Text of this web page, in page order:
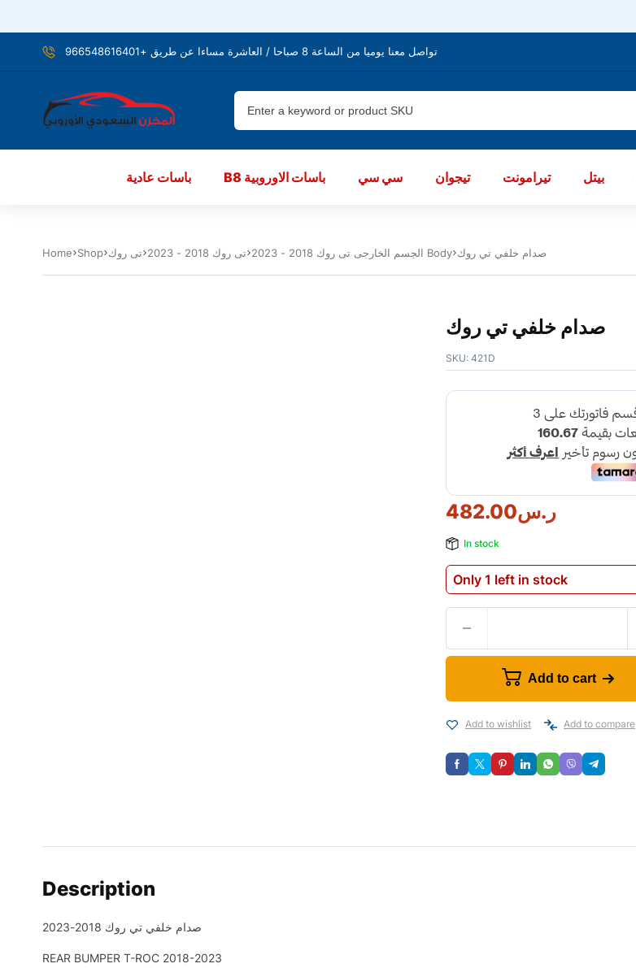
تواصل معنا يوميا من الساعة 8 صباحا / العاشرة مساءا عن طريق +966548616401
باسات عادية B8 باسات الاوروبية سي سي تيجوان تيرامونت بيتل
Home Shop تى روك تى روك 2018 - 2023 الجسم الخارجى تى روك 2018 - 2023 Body صدام خلفي تي روك
صدام خلفي تي روك
SKU: 421D
ر.س482.00
In stock
Only 1 left in stock
Add to cart
Add to wishlist Add to compare
Description
صدام خلفي تي روك 2018-2023
REAR BUMPER T-ROC 2018-2023